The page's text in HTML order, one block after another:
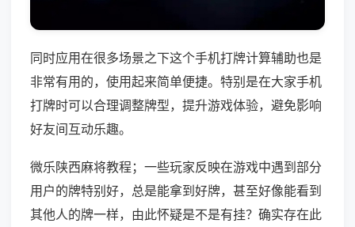
同时应用在很多场景之下这个手机打牌计算辅助也是
非常有用的，使用起来简单便捷。特别是在大家手机
打牌时可以合理调整牌型，提升游戏体验，避免影响
好友间互动乐趣。
微乐陕西麻将教程；一些玩家反映在游戏中遇到部分
用户的牌特别好，总是能拿到好牌，甚至好像能看到
其他人的牌一样，由此怀疑是不是有挂？确实存在此